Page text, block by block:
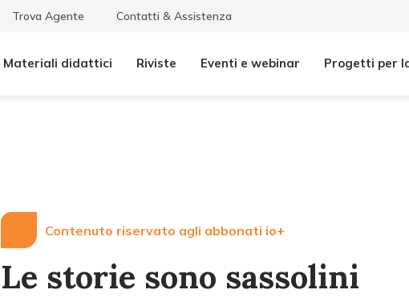
Trova Agente Contatti & Assistenza
Materiali didattici Riviste Eventi e webinar Progetti per
Contenuto riservato agli abbonati io+
Le storie sono sassolini